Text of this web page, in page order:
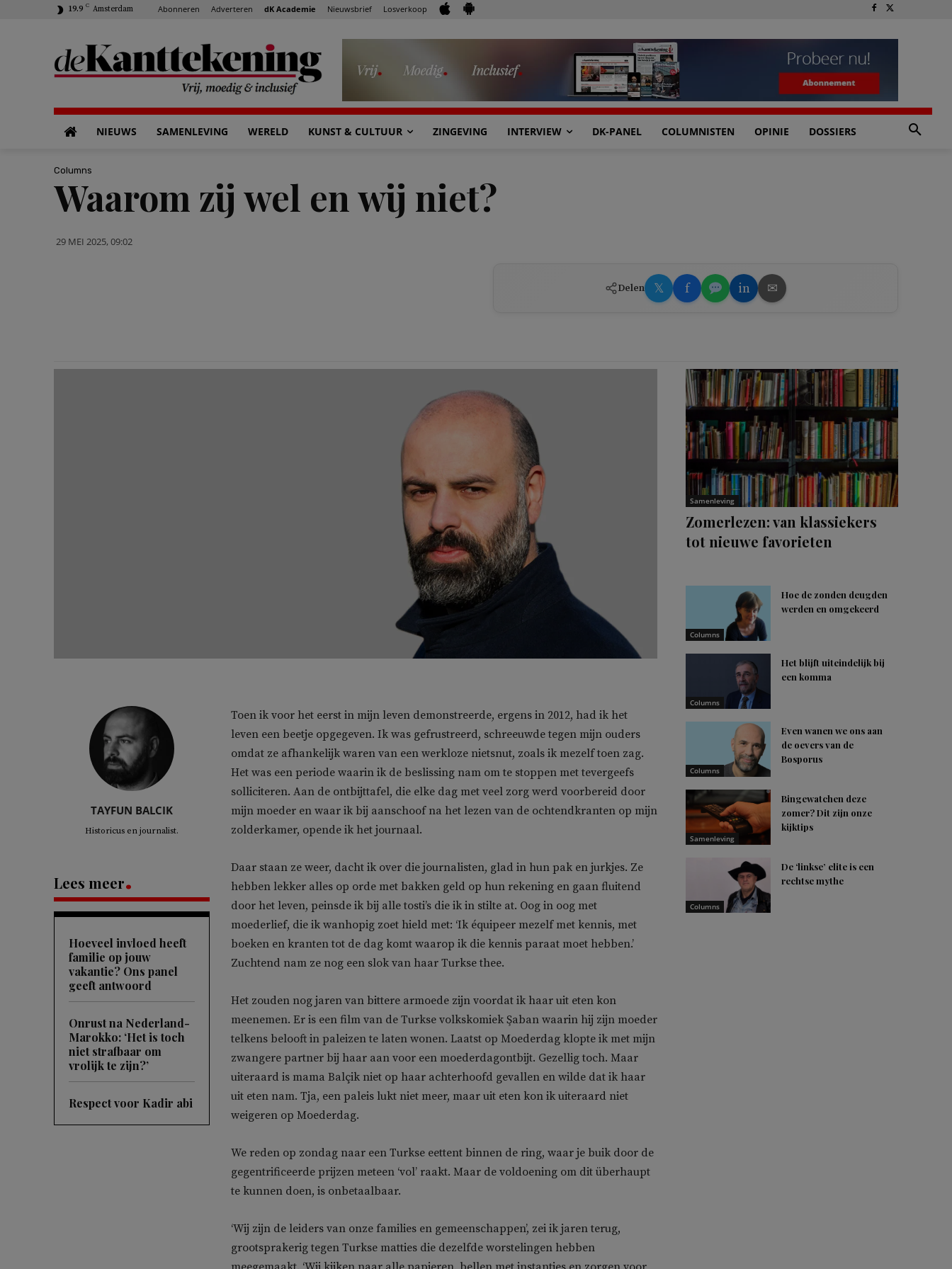
19.9 C Amsterdam Abonneren Adverteren dK Academie Nieuwsbrief Losverkoop
NIEUWS SAMENLEVING WERELD KUNST & CULTUUR ZINGEVING INTERVIEW DK-PANEL COLUMNISTEN OPINIE DOSSIERS
Columns
Waarom zij wel en wij niet?
29 MEI 2025, 09:02
Delen 𝕏 f in ✉
TAYFUN BALCIK
Historicus en journalist.
Lees meer
Hoeveel invloed heeft
familie op jouw
vakantie? Ons panel
geeft antwoord
Onrust na Nederland-
Marokko: ‘Het is toch
niet strafbaar om
vrolijk te zijn?’
Respect voor Kadir abi
Toen ik voor het eerst in mijn leven demonstreerde, ergens in 2012, had ik het
leven een beetje opgegeven. Ik was gefrustreerd, schreeuwde tegen mijn ouders
omdat ze afhankelijk waren van een werkloze nietsnut, zoals ik mezelf toen zag.
Het was een periode waarin ik de beslissing nam om te stoppen met tevergeefs
solliciteren. Aan de ontbijttafel, die elke dag met veel zorg werd voorbereid door
mijn moeder en waar ik bij aanschoof na het lezen van de ochtendkranten op mijn
zolderkamer, opende ik het journaal.
Daar staan ze weer, dacht ik over die journalisten, glad in hun pak en jurkjes. Ze
hebben lekker alles op orde met bakken geld op hun rekening en gaan fluitend
door het leven, peinsde ik bij alle tosti’s die ik in stilte at. Oog in oog met
moederlief, die ik wanhopig zoet hield met: ‘Ik équipeer mezelf met kennis, met
boeken en kranten tot de dag komt waarop ik die kennis paraat moet hebben.’
Zuchtend nam ze nog een slok van haar Turkse thee.
Het zouden nog jaren van bittere armoede zijn voordat ik haar uit eten kon
meenemen. Er is een film van de Turkse volkskomiek Şaban waarin hij zijn moeder
telkens belooft in paleizen te laten wonen. Laatst op Moederdag klopte ik met mijn
zwangere partner bij haar aan voor een moederdagontbijt. Gezellig toch. Maar
uiteraard is mama Balçik niet op haar achterhoofd gevallen en wilde dat ik haar
uit eten nam. Tja, een paleis lukt niet meer, maar uit eten kon ik uiteraard niet
weigeren op Moederdag.
We reden op zondag naar een Turkse eettent binnen de ring, waar je buik door de
gegentrificeerde prijzen meteen ‘vol’ raakt. Maar de voldoening om dit überhaupt
te kunnen doen, is onbetaalbaar.
‘Wij zijn de leiders van onze families en gemeenschappen’, zei ik jaren terug,
grootsprakerig tegen Turkse matties die dezelfde worstelingen hebben
Samenleving
Zomerlezen: van klassiekers
tot nieuwe favorieten
Columns
Hoe de zonden deugden
werden en omgekeerd
Columns
Het blijft uiteindelijk bij
een komma
Columns
Even wanen we ons aan
de oevers van de
Bosporus
Samenleving
Bingewatchen deze
zomer? Dit zijn onze
kijktips
Columns
De ‘linkse’ elite is een
rechtse mythe